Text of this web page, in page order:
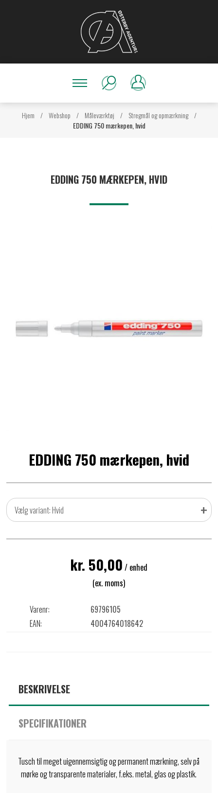
Hjem / Webshop / Måleværktøj / Stregmål og opmærkning /
EDDING 750 mærkepen, hvid
EDDING 750 MÆRKEPEN, HVID
EDDING 750 mærkepen, hvid
Vælg variant: Hvid +
kr. 50,00 / enhed
(ex. moms)
Varenr:
69796105
EAN:
4004764018642
BESKRIVELSE
SPECIFIKATIONER
Tusch til meget uigennemsigtig og permanent mærkning, selv på
mørke og transparente materialer, f.eks. metal, glas og plastik.